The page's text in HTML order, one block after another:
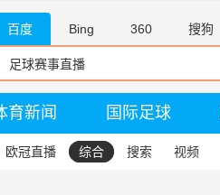
百度 Bing 360 搜狗
育新闻 国际足球
欧冠直播 综合 搜索 视频